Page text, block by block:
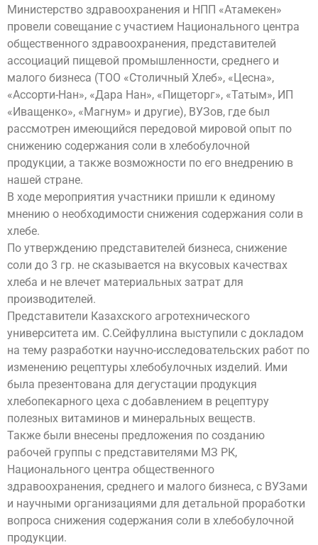
Министерство здравоохранения и НПП «Атамекен»
провели совещание с участием Национального центра
общественного здравоохранения, представителей
ассоциаций пищевой промышленности, среднего и
малого бизнеса (ТОО «Столичный Хлеб», «Цесна»,
«Ассорти-Нан», «Дара Нан», «Пищеторг», «Татым», ИП
«Иващенко», «Магнум» и другие), ВУЗов, где был
рассмотрен имеющийся передовой мировой опыт по
снижению содержания соли в хлебобулочной
продукции, а также возможности по его внедрению в
нашей стране.
В ходе мероприятия участники пришли к единому
мнению о необходимости снижения содержания соли в
хлебе.
По утверждению представителей бизнеса, снижение
соли до 3 гр. не сказывается на вкусовых качествах
хлеба и не влечет материальных затрат для
производителей.
Представители Казахского агротехнического
университета им. С.Сейфуллина выступили с докладом
на тему разработки научно-исследовательских работ по
изменению рецептуры хлебобулочных изделий. Ими
была презентована для дегустации продукция
хлебопекарного цеха с добавлением в рецептуру
полезных витаминов и минеральных веществ.
Также были внесены предложения по созданию
рабочей группы с представителями МЗ РК,
Национального центра общественного
здравоохранения, среднего и малого бизнеса, с ВУЗами
и научными организациями для детальной проработки
вопроса снижения содержания соли в хлебобулочной
продукции.